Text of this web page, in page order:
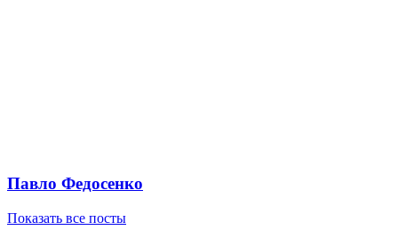
Павло Федосенко
Показать все посты